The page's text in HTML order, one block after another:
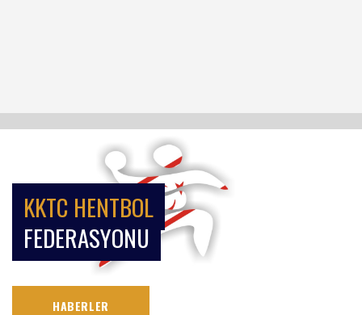
KKTC HENTBOL
FEDERASYONU
HABERLER